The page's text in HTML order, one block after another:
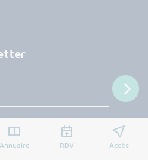
Annuaire RDV Accès